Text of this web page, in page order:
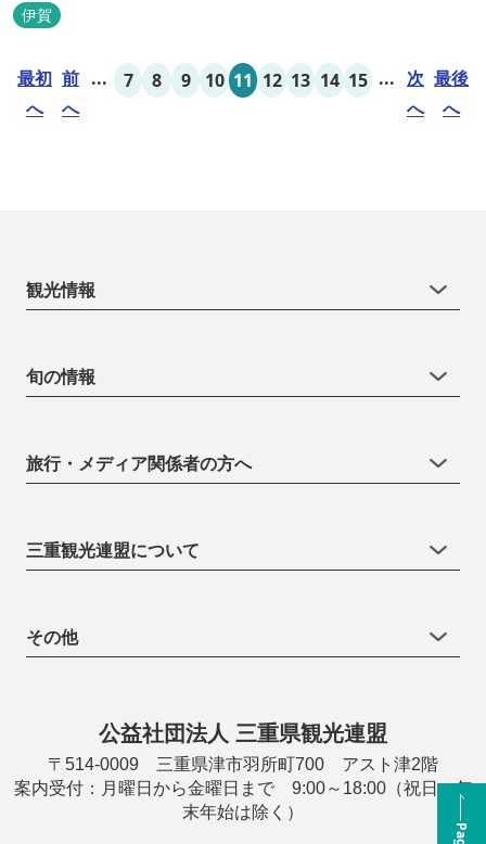
伊賀
最初
へ
前
へ
... 7 8 9 10 11 12 13 14 15 ... 次
へ
最後
へ
観光情報
旬の情報
旅行・メディア関係者の方へ
三重観光連盟について
その他
公益社団法人 三重県観光連盟
〒514-0009 三重県津市羽所町700 アスト津2階
案内受付：月曜日から金曜日まで 9:00～18:00（祝日・年
末年始は除く）